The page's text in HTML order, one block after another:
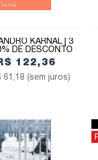
KARNAL | 3
DE DESCONTO
122,36
61,18 (sem juros)